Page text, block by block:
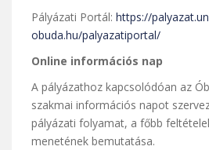
Pályázati Portál: https://
obuda.hu/palyazatiportal/
Online információs nap
A pályázathoz kapcsolódóan az
szakmai információs napot
pályázati folyamat, a főbb
menetének bemutatása.